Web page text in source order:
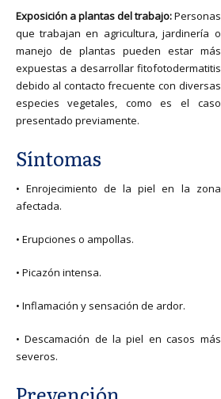
Exposición a plantas del trabajo:Personas
que trabajan en agricultura, jardinería o
manejo de plantas pueden estar más
expuestas a desarrollar fitofotodermatitis
debido al contacto frecuente con diversas
especies vegetales, como es el caso
presentado previamente.
Síntomas
• Enrojecimiento de la piel en la zona
afectada.
• Erupciones o ampollas.
• Picazón intensa.
• Inflamación y sensación de ardor.
• Descamación de la piel en casos más
severos.